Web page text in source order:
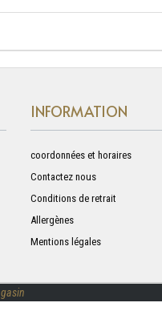
INFORMATION
coordonnées et horaires
Contactez nous
Conditions de retrait
Allergènes
Mentions légales